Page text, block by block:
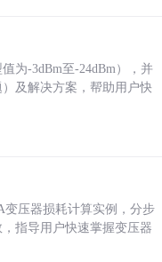
为-3dBm至-24dBm），并
及解决方案，帮助用户快
变压器损耗计算实例，分步
指导用户快速掌握变压器